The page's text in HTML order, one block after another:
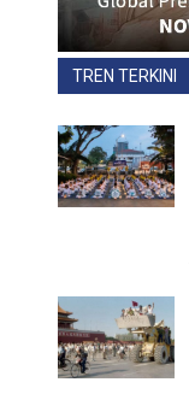
TREN TERKINI